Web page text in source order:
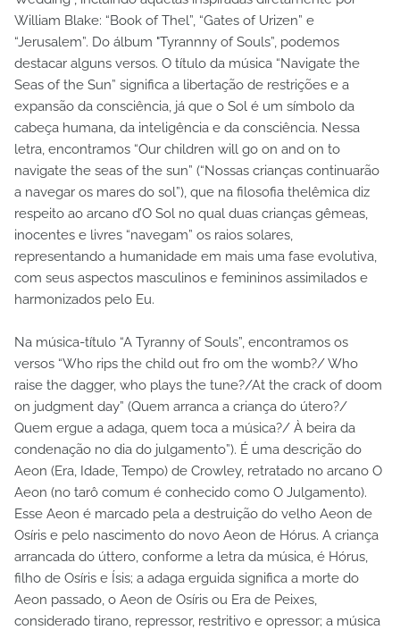
William Blake: “Book of Thel”, “Gates of Urizen” e
“Jerusalem”. Do álbum "Tyrannny of Souls”, podemos
destacar alguns versos. O título da música “Navigate the
Seas of the Sun” significa a libertação de restrições e a
expansão da consciência, já que o Sol é um símbolo da
cabeça humana, da inteligência e da consciência. Nessa
letra, encontramos “Our children will go on and on to
navigate the seas of the sun” (“Nossas crianças continuarão
a navegar os mares do sol”), que na filosofia thelêmica diz
respeito ao arcano d’O Sol no qual duas crianças gêmeas,
inocentes e livres “navegam” os raios solares,
representando a humanidade em mais uma fase evolutiva,
com seus aspectos masculinos e femininos assimilados e
harmonizados pelo Eu.
Na música-título “A Tyranny of Souls”, encontramos os
versos “Who rips the child out fro om the womb?/ Who
raise the dagger, who plays the tune?/At the crack of doom
on judgment day” (Quem arranca a criança do útero?/
Quem ergue a adaga, quem toca a música?/ À beira da
condenação no dia do julgamento”). É uma descrição do
Aeon (Era, Idade, Tempo) de Crowley, retratado no arcano O
Aeon (no tarô comum é conhecido como O Julgamento).
Esse Aeon é marcado pela a destruição do velho Aeon de
Osíris e pelo nascimento do novo Aeon de Hórus. A criança
arrancada do úttero, conforme a letra da música, é Hórus,
filho de Osíris e Ísis; a adaga erguida significa a morte do
Aeon passado, o Aeon de Osíris ou Era de Peixes,
considerado tirano, repressor, restritivo e opressor; a música